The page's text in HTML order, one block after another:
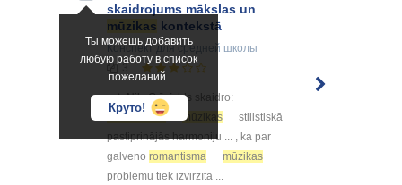
Ты можешь добавить
любую работу в список
пожеланий.
Круто!
skaidrojums mākslas un
mūzikas kontekstā
Конспектдля средней школы
... ). Nils Grīnfelds skaidro:
romantiskās
mūzikas
stilistiskā
pastiprinājās harmoniju ... , ka par
galveno romantisma
mūzikas
problēmu tiek izvirzīta ...